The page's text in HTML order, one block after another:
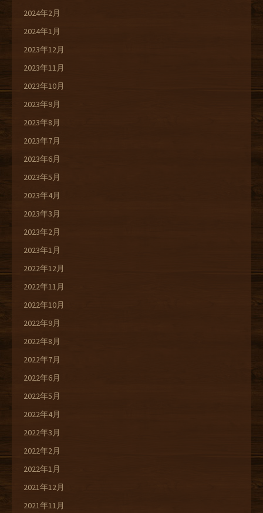
2024年2月
2024年1月
2023年12月
2023年11月
2023年10月
2023年9月
2023年8月
2023年7月
2023年6月
2023年5月
2023年4月
2023年3月
2023年2月
2023年1月
2022年12月
2022年11月
2022年10月
2022年9月
2022年8月
2022年7月
2022年6月
2022年5月
2022年4月
2022年3月
2022年2月
2022年1月
2021年12月
2021年11月